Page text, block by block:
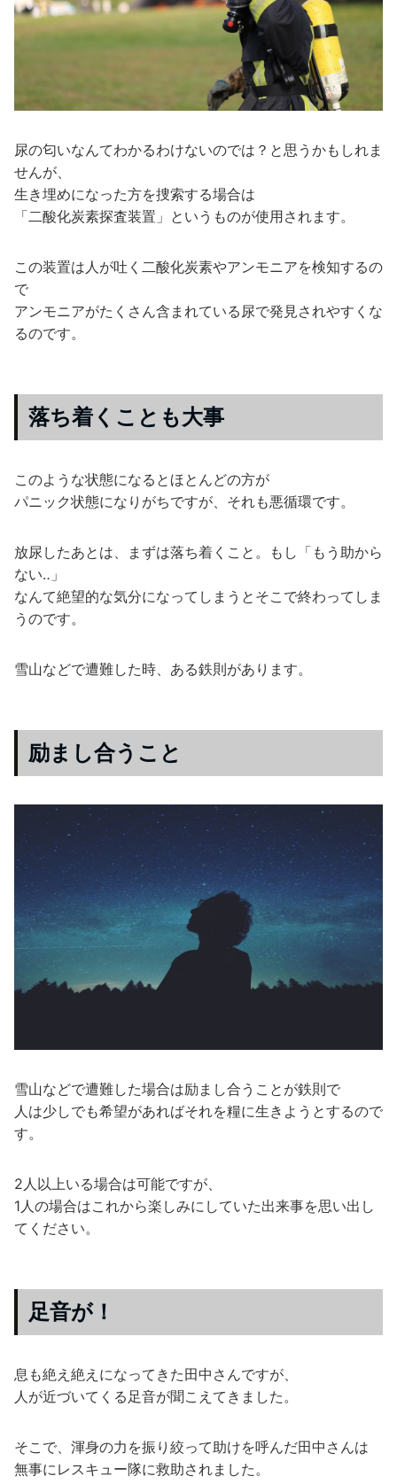
尿の匂いなんてわかるわけないのでは？と思うかもしれま
せんが、
生き埋めになった方を捜索する場合は
「二酸化炭素探査装置」というものが使用されます。
この装置は人が吐く二酸化炭素やアンモニアを検知するの
で
アンモニアがたくさん含まれている尿で発見されやすくな
るのです。
落ち着くことも大事
このような状態になるとほとんどの方が
パニック状態になりがちですが、それも悪循環です。
放尿したあとは、まずは落ち着くこと。もし「もう助から
ない‥」
なんて絶望的な気分になってしまうとそこで終わってしま
うのです。
雪山などで遭難した時、ある鉄則があります。
励まし合うこと
雪山などで遭難した場合は励まし合うことが鉄則で
人は少しでも希望があればそれを糧に生きようとするので
す。
2人以上いる場合は可能ですが、
1人の場合はこれから楽しみにしていた出来事を思い出し
てください。
足音が！
息も絶え絶えになってきた田中さんですが、
人が近づいてくる足音が聞こえてきました。
そこで、渾身の力を振り絞って助けを呼んだ田中さんは
無事にレスキュー隊に救助されました。